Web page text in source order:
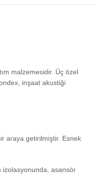
malzemesidir. Üç özel
inşaat akustiği
araya getirilmiştir. Esnek
izolasyonunda, asansör